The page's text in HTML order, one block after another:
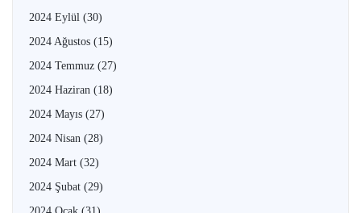
2024 Eylül (30)
2024 Ağustos (15)
2024 Temmuz (27)
2024 Haziran (18)
2024 Mayıs (27)
2024 Nisan (28)
2024 Mart (32)
2024 Şubat (29)